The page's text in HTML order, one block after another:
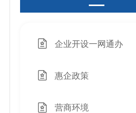
企业开设一网通办
惠企政策
营商环境